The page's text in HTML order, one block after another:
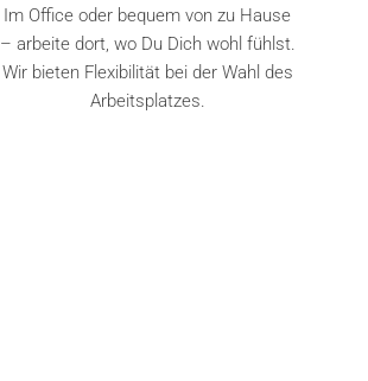
Im Office oder bequem von zu Hause
– arbeite dort, wo Du Dich wohl fühlst.
Wir bieten Flexibilität bei der Wahl des
Arbeitsplatzes.